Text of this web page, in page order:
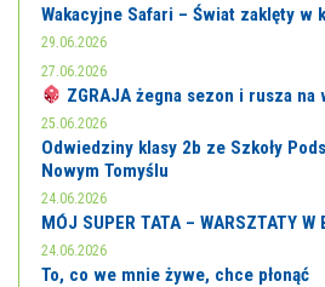
Wakacyjne Safari – Świat zaklęty w
29.06.2026
27.06.2026
ZGRAJA żegna sezon i rusza na
25.06.2026
Odwiedziny klasy 2b ze Szkoły
Nowym Tomyślu
24.06.2026
MÓJ SUPER TATA – WARSZTATY W
24.06.2026
To, co we mnie żywe, chce płonąć